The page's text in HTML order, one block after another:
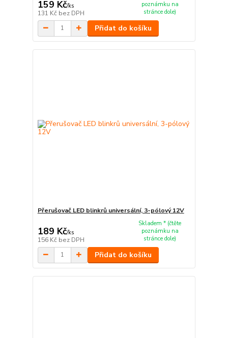
159 Kč/ks
131 Kč bez DPH
poznámku na
stránce dole)
Přidat do košíku
Přerušovač LED blinkrů universální, 3-pólový 12V
189 Kč/ks
156 Kč bez DPH
Skladem * (čtěte
poznámku na
stránce dole)
Přidat do košíku